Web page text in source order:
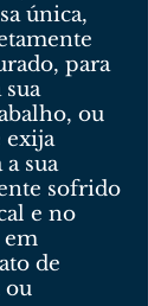
única,
para
ou
exija
sua
sofrido
e no
em
de
ou